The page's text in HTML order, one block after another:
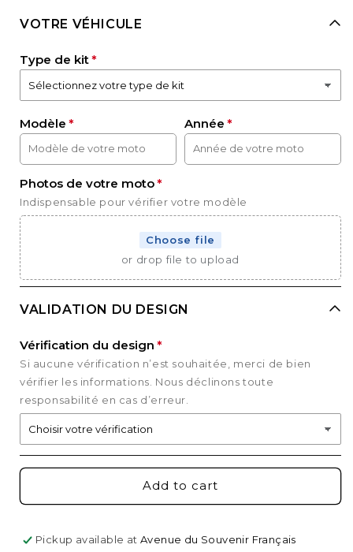
VOTRE VÉHICULE
Type de kit
Modèle Année
Photos de votre moto
Indispensable pour vérifier votre modèle
Choose file
or drop file to upload
VALIDATION DU DESIGN
Vérification du design
Si aucune vérification n’est souhaitée, merci de bien
vérifier les informations. Nous déclinons toute
responsabilité en cas d’erreur.
Add to cart
Pickup available atAvenue du Souvenir Français